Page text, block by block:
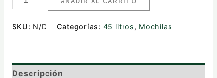
SKU: N/D Categorías: 45 litros, Mochilas
Descripción